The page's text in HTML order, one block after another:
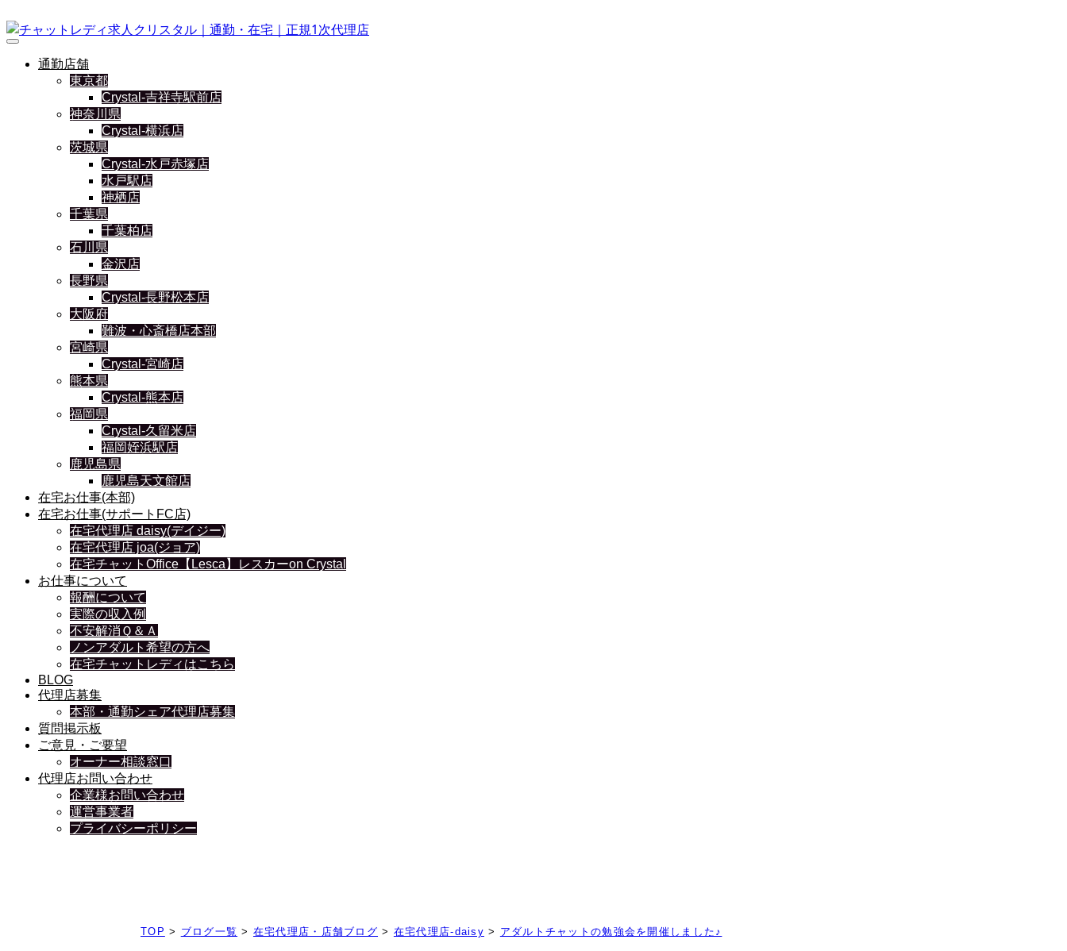
通勤店舗
東京都
Crystal-吉祥寺駅前店
神奈川県
Crystal-横浜店
茨城県
Crystal-水戸赤塚店
水戸駅店
神栖店
千葉県
千葉柏店
石川県
金沢店
長野県
Crystal-長野松本店
大阪府
難波・心斎橋店本部
宮崎県
Crystal-宮崎店
熊本県
Crystal-熊本店
福岡県
Crystal-久留米店
福岡姪浜駅店
鹿児島県
鹿児島天文館店
在宅お仕事(本部)
在宅お仕事(サポートFC店)
在宅代理店 daisy(デイジー)
在宅代理店 joa(ジョア)
在宅チャットOffice【Lesca】レスカーon Crystal
お仕事について
報酬について
実際の収入例
不安解消Ｑ＆Ａ
ノンアダルト希望の方へ
在宅チャットレディはこちら
BLOG
代理店募集
本部・通勤シェア代理店募集
質問掲示板
ご意見・ご要望
オーナー相談窓口
代理店お問い合わせ
企業様お問い合わせ
運営事業者
プライバシーポリシー
TOP > ブログ一覧 > 在宅代理店・店舗ブログ > 在宅代理店-daisy > アダルトチャットの勉強会を開催しました♪